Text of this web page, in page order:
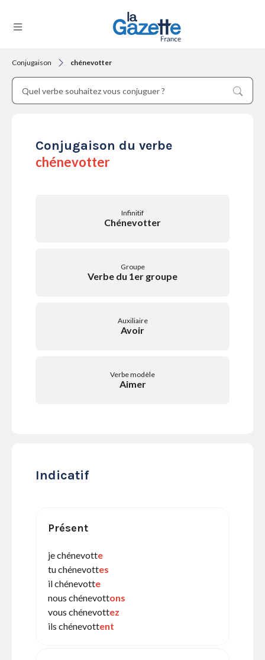
THÉMATIQUES
Conjugaison chénevotter
Conjugaison du verbe
chénevotter
Infinitif
Chénevotter
Groupe
Verbe du 1er groupe
Auxiliaire
Avoir
Verbe modèle
Aimer
Indicatif
Présent
je chénevotte
tu chénevottes
il chénevotte
nous chénevottons
vous chénevottez
ils chénevottent